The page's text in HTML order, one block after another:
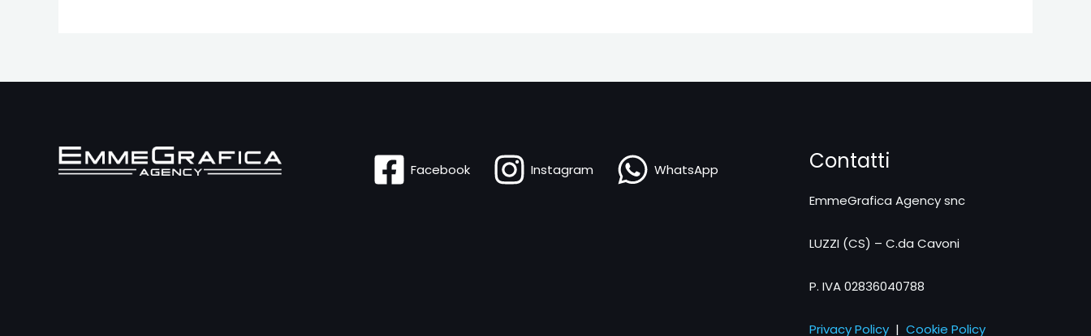
Facebook Instagram WhatsApp Contatti
EmmeGrafica Agency snc
LUZZI (CS) – C.da Cavoni
P. IVA 02836040788
Privacy Policy | Cookie Policy